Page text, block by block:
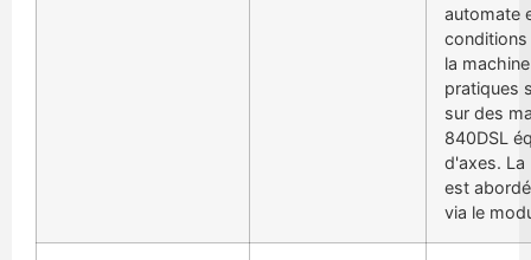
automate
la
pratiques
sur des
840DSL
d'axes. La
est
via le